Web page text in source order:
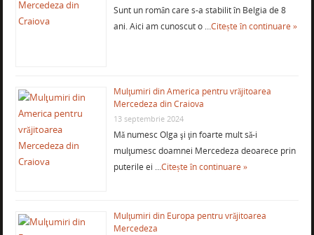
Sunt un român care s-a stabilit în Belgia de 8
ani. Aici am cunoscut o …Citește în continuare »
Mulţumiri din America pentru vrăjitoarea
Mercedeza din Craiova
13 septembrie 2024
Mă numesc Olga şi ţin foarte mult să-i
mulţumesc doamnei Mercedeza deoarece prin
puterile ei …Citește în continuare »
Mulţumiri din Europa pentru vrăjitoarea
Mercedeza